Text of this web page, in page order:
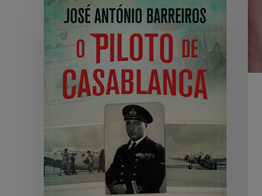
Cabral:
Piloto
Casablanca